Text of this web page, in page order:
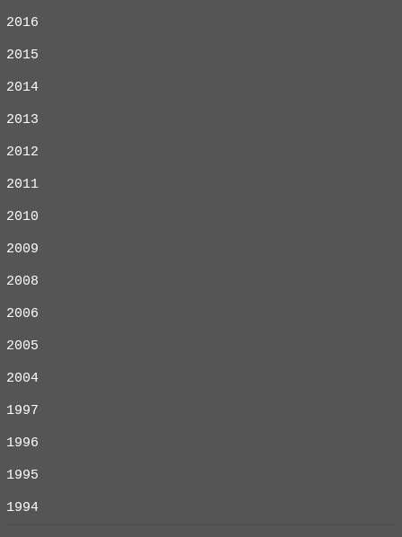
2016
2015
2014
2013
2012
2011
2010
2009
2008
2006
2005
2004
1997
1996
1995
1994